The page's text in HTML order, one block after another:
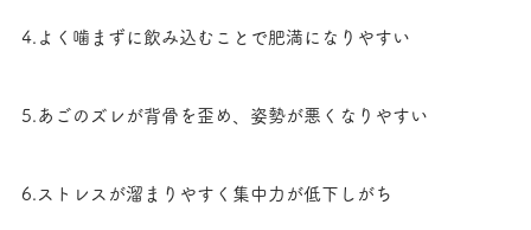
4.よく噛まずに飲み込むことで肥満になりやすい
5.あごのズレが背骨を歪め、姿勢が悪くなりやすい
6.ストレスが溜まりやすく集中力が低下しがち